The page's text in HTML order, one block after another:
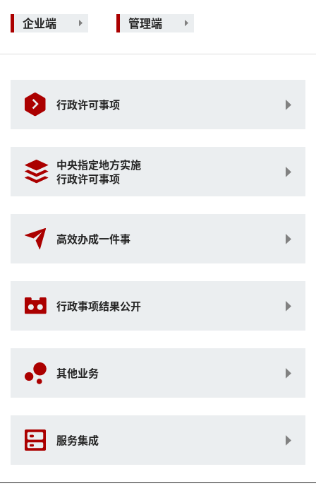
企业端 管理端
行政许可事项
中央指定地方实施
行政许可事项
高效办成一件事
行政事项结果公开
其他业务
服务集成